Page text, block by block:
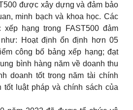
được xây dựng và đảm bảo
minh bạch và khoa học. Các
hạng trong FAST500 đảm
Hoạt định ổn định hơn 05
công bố bảng xếp hạng; đạt
bình hàng năm về doanh thu
doanh tốt trong năm tài chính
tốt luật pháp và chính sách của